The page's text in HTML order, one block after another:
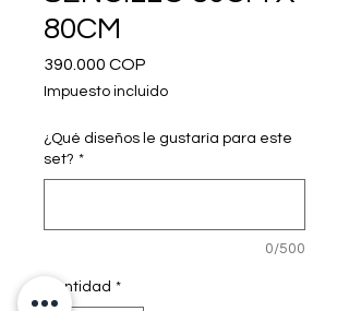
80CM
390.000 COP
Impuesto incluido
¿Qué diseños le gustaría para este
set? *
0/500
Cantidad *